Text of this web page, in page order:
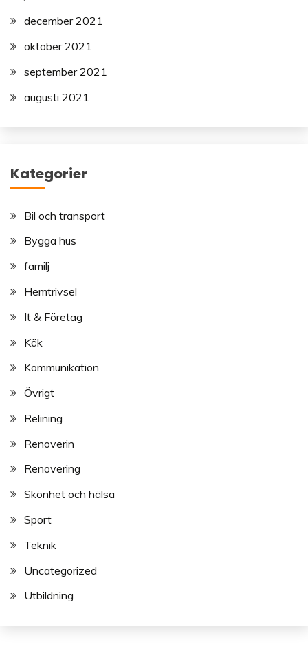
december 2021
oktober 2021
september 2021
augusti 2021
Kategorier
Bil och transport
Bygga hus
familj
Hemtrivsel
It & Företag
Kök
Kommunikation
Övrigt
Relining
Renoverin
Renovering
Skönhet och hälsa
Sport
Teknik
Uncategorized
Utbildning